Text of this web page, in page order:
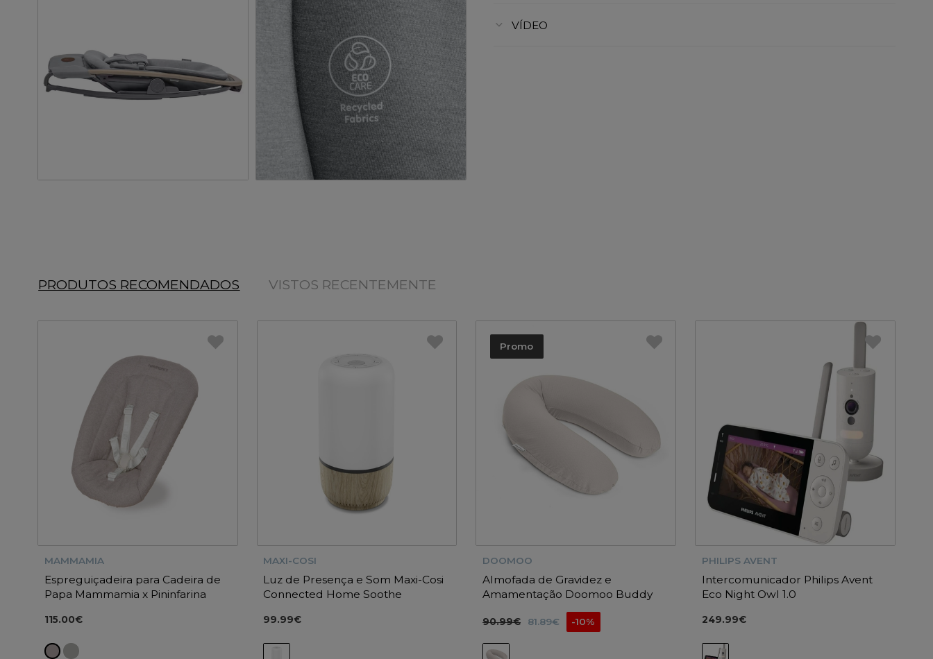
VÍDEO
PRODUTOS RECOMENDADOS VISTOS RECENTEMENTE
MAMMAMIA
Espreguiçadeira para Cadeira de
Papa Mammamia x Pininfarina
115.00€
MAXI-COSI
Luz de Presença e Som Maxi-Cosi
Connected Home Soothe
99.99€
Promo
DOOMOO
Almofada de Gravidez e
Amamentação Doomoo Buddy
Tetra Jersey Sand
90.99€ 81.89€ -10%
PHILIPS AVENT
Intercomunicador Philips Avent
Eco Night Owl 1.0
249.99€